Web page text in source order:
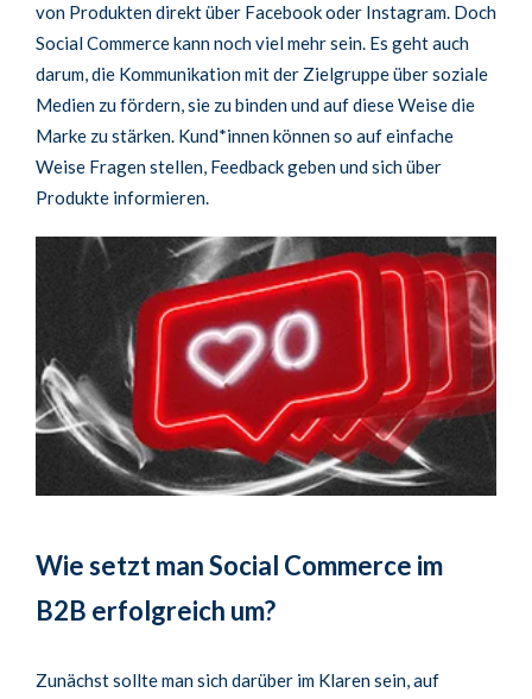
von Produkten direkt über Facebook oder Instagram. Doch
Social Commerce kann noch viel mehr sein. Es geht auch
darum, die Kommunikation mit der Zielgruppe über soziale
Medien zu fördern, sie zu binden und auf diese Weise die
Marke zu stärken. Kund*innen können so auf einfache
Weise Fragen stellen, Feedback geben und sich über
Produkte informieren.
Wie setzt man Social Commerce im
B2B erfolgreich um?
Zunächst sollte man sich darüber im Klaren sein, auf